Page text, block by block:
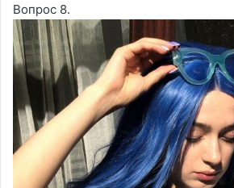
Вопрос 8.